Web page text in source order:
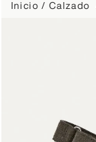
Calzado